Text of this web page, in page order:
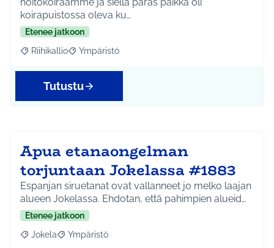
koirapuistossa oleva ku…
Etenee jatkoon
Rajaa tulokset aihepiirin mukaan: Riihikallio
Riihikallio Rajaa tulokset teeman mukaan: Ympäristö
Ympäristö
Tutustu
Apua etanaongelman
torjuntaan Jokelassa #1883
Espanjan siruetanat ovat vallanneet jo melko laajan
alueen Jokelassa. Ehdotan, että pahimpien alueid…
Etenee jatkoon
Rajaa tulokset aihepiirin mukaan: Jokela
Jokela Rajaa tulokset teeman mukaan: Ympäristö
Ympäristö